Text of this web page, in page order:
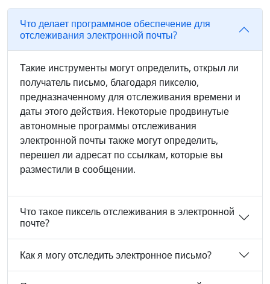
Что делает программное обеспечение для
отслеживания электронной почты?
Такие инструменты могут определить, открыл ли
получатель письмо, благодаря пикселю,
предназначенному для отслеживания времени и
даты этого действия. Некоторые продвинутые
автономные программы отслеживания
электронной почты также могут определить,
перешел ли адресат по ссылкам, которые вы
разместили в сообщении.
Что такое пиксель отслеживания в электронной
почте?
Как я могу отследить электронное письмо?